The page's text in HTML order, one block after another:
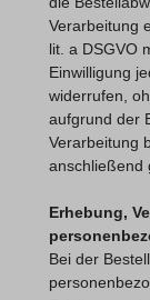
Verarbeitung
lit. a DSGVO
Einwilligung
widerrufen,
aufgrund der
Verarbeitung
anschließend
Erhebung,
Bei der